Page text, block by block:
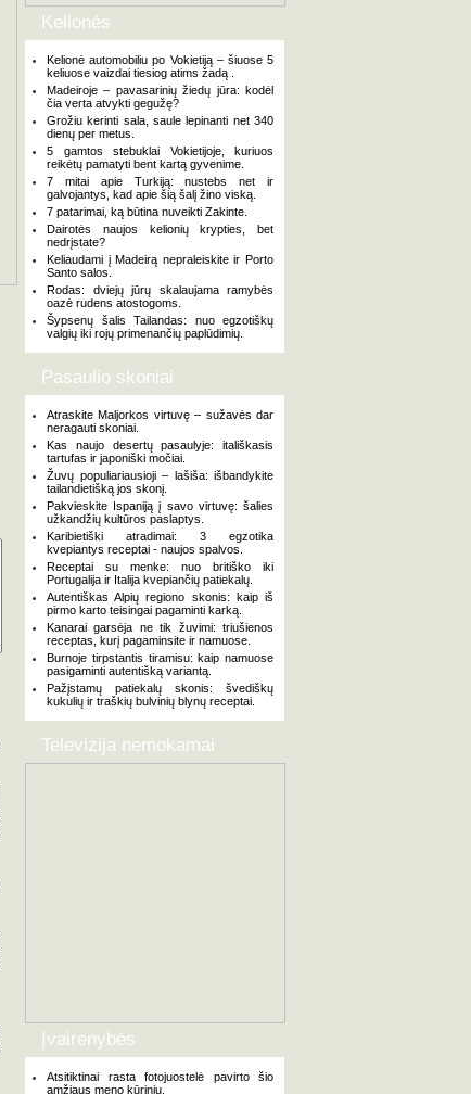
Kelionės
Kelionė automobiliu po Vokietiją – šiuose 5
keliuose vaizdai tiesiog atims žadą .
Madeiroje – pavasarinių žiedų jūra: kodėl
čia verta atvykti gegužę?
Grožiu kerinti sala, saule lepinanti net 340
dienų per metus.
5 gamtos stebuklai Vokietijoje, kuriuos
reikėtų pamatyti bent kartą gyvenime.
7 mitai apie Turkiją: nustebs net ir
galvojantys, kad apie šią šalį žino viską.
7 patarimai, ką būtina nuveikti Zakinte.
Dairotės naujos kelionių krypties, bet
nedrįstate?
Keliaudami į Madeirą nepraleiskite ir Porto
Santo salos.
Rodas: dviejų jūrų skalaujama ramybės
oazė rudens atostogoms.
Šypsenų šalis Tailandas: nuo egzotiškų
valgių iki rojų primenančių paplūdimių.
Pasaulio skoniai
Atraskite Maljorkos virtuvę – sužavės dar
neragauti skoniai.
Kas naujo desertų pasaulyje: itališkasis
tartufas ir japoniški močiai.
Žuvų populiariausioji – lašiša: išbandykite
tailandietišką jos skonį.
Pakvieskite Ispaniją į savo virtuvę: šalies
užkandžių kultūros paslaptys.
Karibietiški atradimai: 3 egzotika
kvepiantys receptai - naujos spalvos.
Receptai su menke: nuo britiško iki
Portugalija ir Italija kvepiančių patiekalų.
Autentiškas Alpių regiono skonis: kaip iš
pirmo karto teisingai pagaminti karką.
Kanarai garsėja ne tik žuvimi: triušienos
receptas, kurį pagaminsite ir namuose.
Burnoje tirpstantis tiramisu: kaip namuose
pasigaminti autentišką variantą.
Pažįstamų patiekalų skonis: švediškų
kukulių ir traškių bulvinių blynų receptai.
Televizija nemokamai
Įvairenybės
Atsitiktinai rasta fotojuostelė pavirto šio
amžiaus meno kūriniu.